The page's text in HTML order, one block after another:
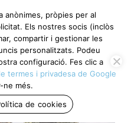
anònimes, pròpies per al
Els nostres socis (inclòs
compartir i gestionar les
personalitzats. Podeu
configuració. Fes clic a
termes i privadesa de Google
ne més.
de cookies